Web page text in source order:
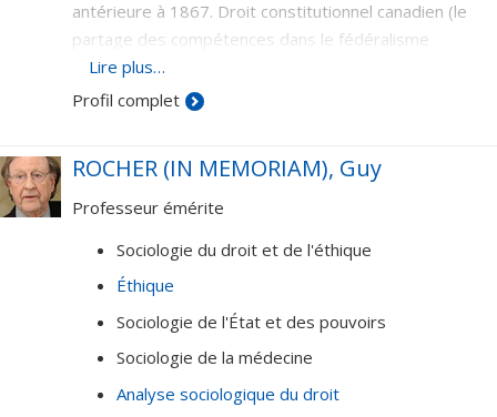
antérieure à 1867. Droit constitutionnel canadien (le
partage des compétences dans le fédéralisme
canadien), histoire du droit canadien; les Autochtones
et le droit canadien.
Lire plus…
Profil complet
ROCHER (IN MEMORIAM), Guy
Professeur émérite
Sociologie du droit et de l'éthique
Éthique
Sociologie de l'État et des pouvoirs
Sociologie de la médecine
Analyse sociologique du droit